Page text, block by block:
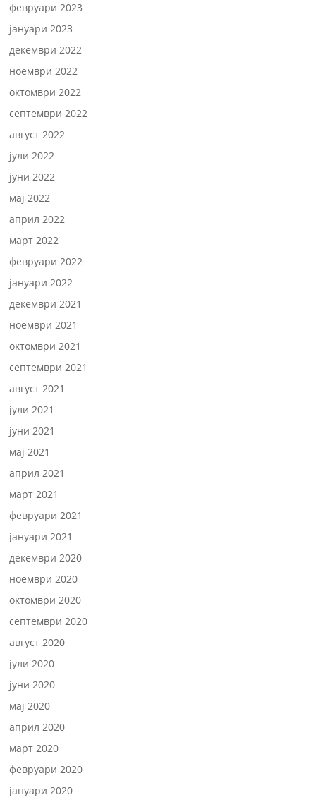
февруари 2023
јануари 2023
декември 2022
ноември 2022
октомври 2022
септември 2022
август 2022
јули 2022
јуни 2022
мај 2022
април 2022
март 2022
февруари 2022
јануари 2022
декември 2021
ноември 2021
октомври 2021
септември 2021
август 2021
јули 2021
јуни 2021
мај 2021
април 2021
март 2021
февруари 2021
јануари 2021
декември 2020
ноември 2020
октомври 2020
септември 2020
август 2020
јули 2020
јуни 2020
мај 2020
април 2020
март 2020
февруари 2020
јануари 2020